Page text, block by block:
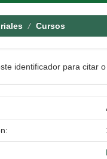
Cursos
identificador para citar